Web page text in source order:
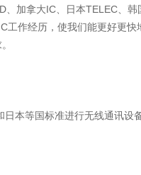
加拿大IC、日本TELEC、
作经历，使我们能更好更
本等国标准进行无线通讯设